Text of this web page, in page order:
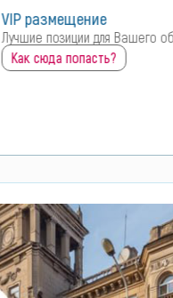
VIP размещение
Лучшие позиции для Вашего
Как сюда попасть?